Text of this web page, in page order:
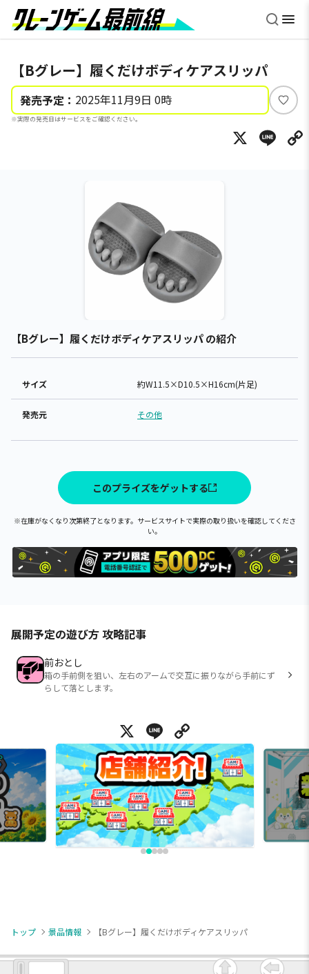
【Bグレー】履くだけボディケアスリッパ
発売予定： 2025年11月9日 0時
※実際の発売日はサービスをご確認ください。
い
ね
X
【Bグレー】履くだけボディケアスリッパ の紹介
サイズ 約W11.5×D10.5×H16cm(片足)
発売元 その他
このプライズをゲットする
※在庫がなくなり次第終了となります。サービスサイトで実際の取り扱いを確認してくださ
い。
展開予定の遊び方 攻略記事
前おとし
箱の手前側を狙い、左右のアームで交互に振りながら手前にず
らして落とします。
X Line
トップ 景品情報 【Bグレー】履くだけボディケアスリッパ